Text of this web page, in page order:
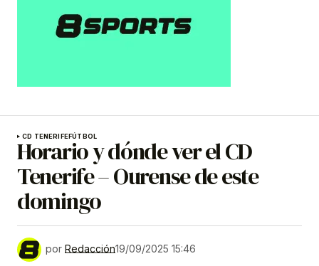
CD TENERIFEFÚTBOL
Horario y dónde ver el CD
Tenerife – Ourense de este
domingo
por Redacción19/09/2025 15:46